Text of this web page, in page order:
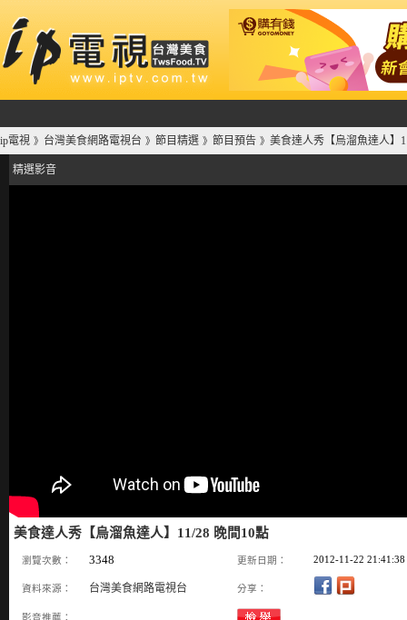
ip電視 》 台灣美食網路電視台 》 節目精選 》 節目預告 》 美食達人秀【烏溜魚達人】
精選影音
美食達人秀【烏溜魚達人】11/28 晚間10點
瀏覽次數： 3348 更新日期： 2012-11-22 21:41:38
資料來源： 台灣美食網路電視台 分享：
影音推薦：